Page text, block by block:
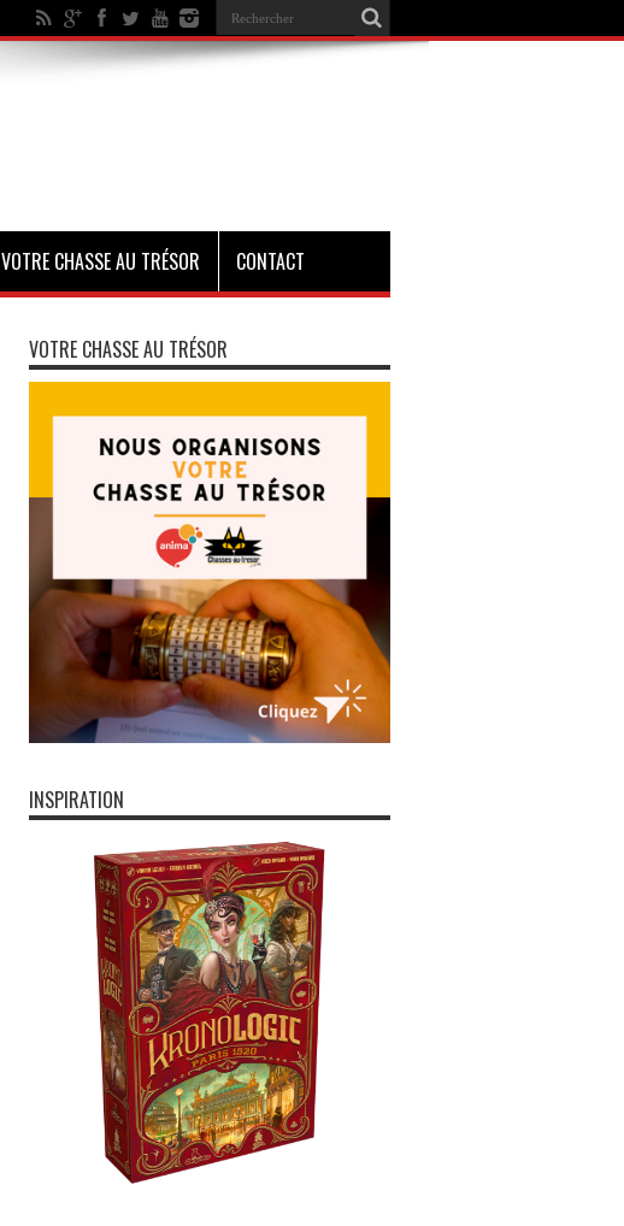
VOTRE CHASSE AU TRÉSOR CONTACT
VOTRE CHASSE AU TRÉSOR
INSPIRATION